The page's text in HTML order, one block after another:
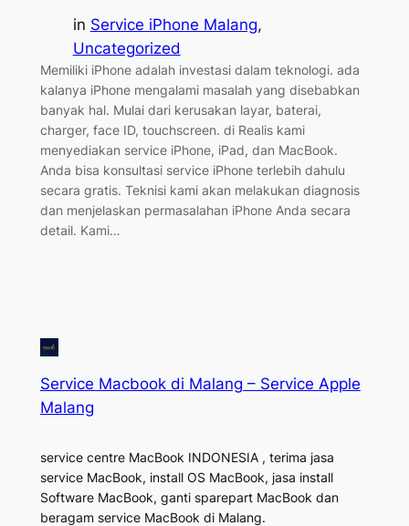
in Service iPhone Malang
Uncategorized
Memiliki iPhone adalah investasi dalam teknologi. ada
kalanya iPhone mengalami masalah yang disebabkan
banyak hal. Mulai dari kerusakan layar, baterai,
charger, face ID, touchscreen. di Realis kami
menyediakan service iPhone, iPad, dan MacBook.
Anda bisa konsultasi service iPhone terlebih dahulu
secara gratis. Teknisi kami akan melakukan diagnosis
dan menjelaskan permasalahan iPhone Anda secara
detail. Kami…
Service Macbook di Malang – Service Apple
Malang
service centre MacBook INDONESIA , terima jasa
service MacBook, install OS MacBook, jasa install
Software MacBook, ganti sparepart MacBook dan
beragam service MacBook di Malang.